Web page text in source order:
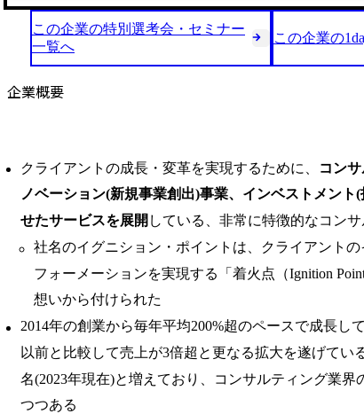
この企業の特別選考会・セミナー
一覧へ
この企業の
企業概要
クライアントの成長・変革を実現するために、
コン
ノベーション(新規事業創出)事業、インベストメント
せたサービスを展開 している、非常に特徴的なコン
社名のイグニション・ポイントは、クライアント
フォーメーションを実現する「着火点（Ignition
想いから付けられた
2014年の創業から毎年平均200%超のペースで成長し
以前と比較して売上が3倍超と更なる拡大を遂げてい
名(2023年現在)と増えており、コンサルティング業界
つつある